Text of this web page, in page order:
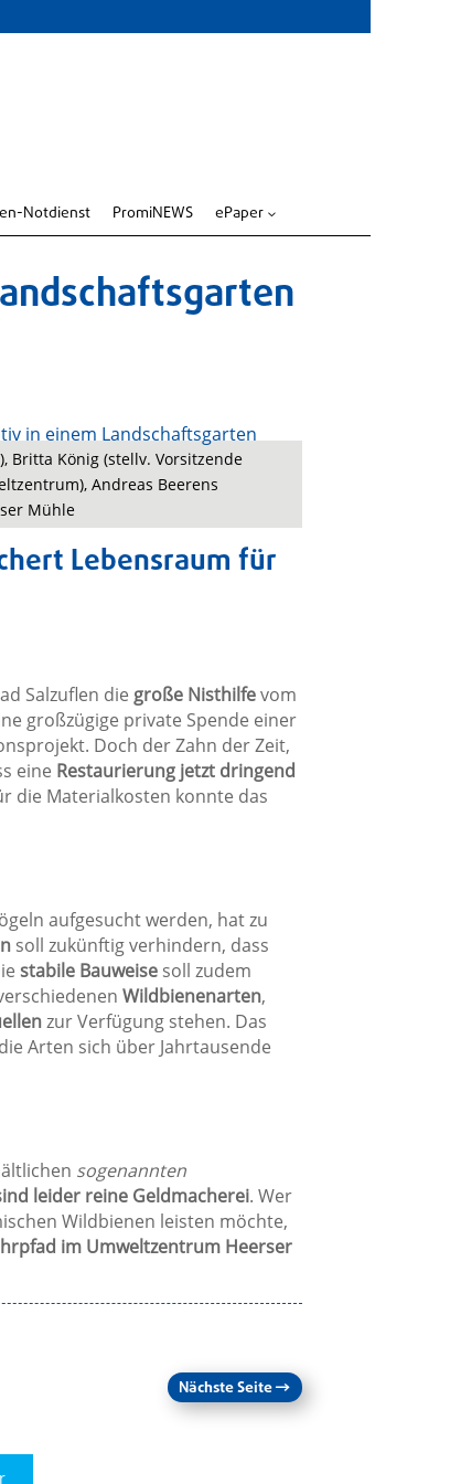
Notdienst PromiNEWS ePaper 3
Britta König (stellv. Vorsitzende
Andreas Beerens
Mühle
Lebensraum für
Salzuflen die große Nisthilfevom
großzügige private Spende einer
Doch der Zahn der Zeit,
eine Restaurierung jetzt dringend
die Materialkosten konnte das
aufgesucht werden, hat zu
soll zukünftig verhindern, dass
stabile Bauweisesoll zudem
Wildbienenarten,
zur Verfügung stehen. Das
Arten sich über Jahrtausende
sogenannten
leider reine Geldmacherei. Wer
Wildbienen leisten möchte,
im Umweltzentrum Heerser
Nächste Seite→